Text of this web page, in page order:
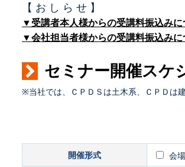
【 お し ら せ 】
▼受講者本人様からの受講料振込みに
▼会社担当者様からの受講料振込みに
セミナー開催スケ
※当社では、ＣＰＤＳは土木系、ＣＰＤは
開催形式 会場